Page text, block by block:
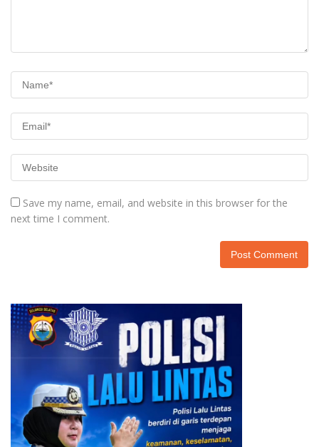
Save my name, email, and website in this browser for the
next time I comment.